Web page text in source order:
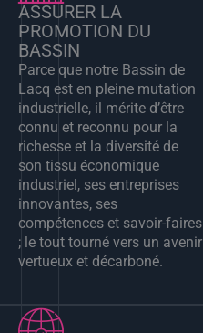
ASSURER LA
PROMOTION DU
BASSIN
Parce que notre Bassin de
Lacq est en pleine mutation
industrielle, il mérite d’être
connu et reconnu pour la
richesse et la diversité de
son tissu économique
industriel, ses entreprises
innovantes, ses
compétences et savoir-faires
; le tout tourné vers un avenir
vertueux et décarboné.